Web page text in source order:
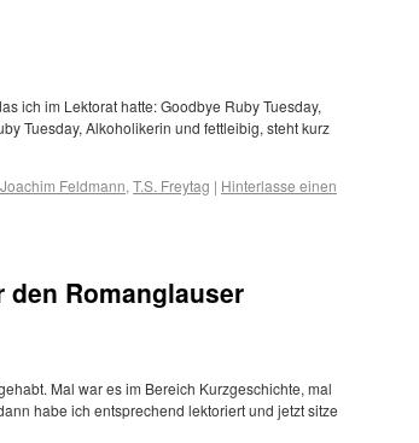
ich im Lektorat hatte: Goodbye Ruby Tuesday,
Tuesday, Alkoholikerin und fettleibig, steht kurz
Joachim Feldmann, T.S. Freytag | Hinterlasse einen
den Romanglauser
Mal war es im Bereich Kurzgeschichte, mal
habe ich entsprechend lektoriert und jetzt sitze